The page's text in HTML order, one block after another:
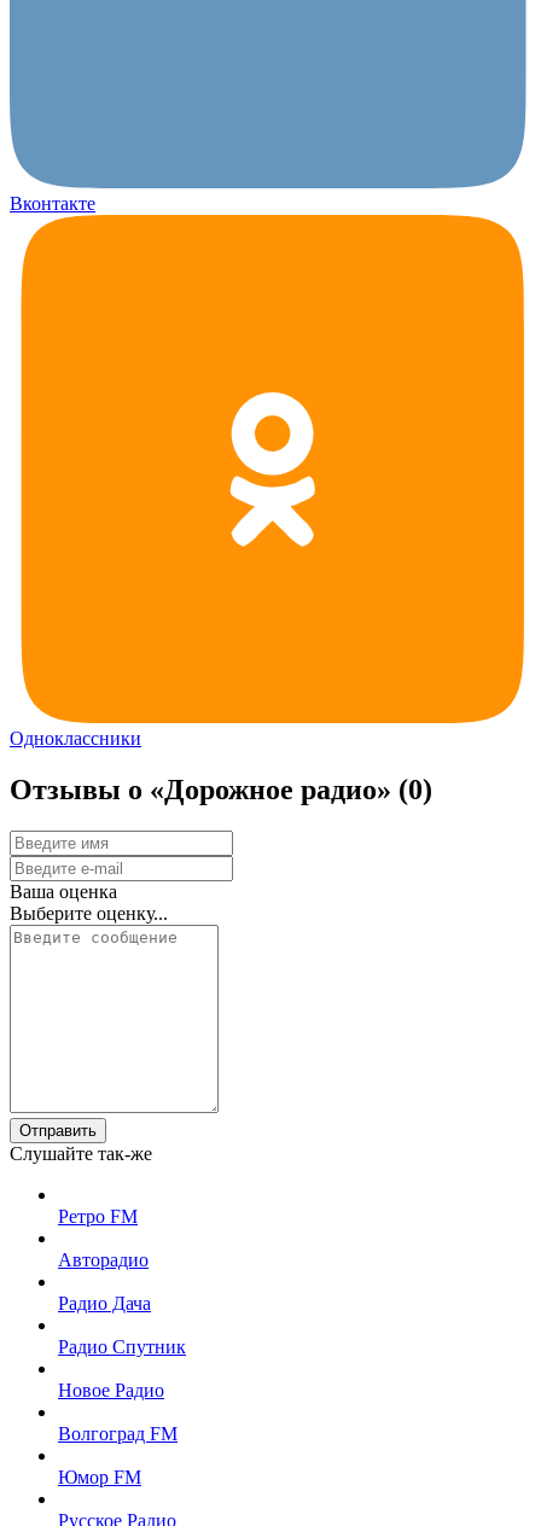
Вконтакте
Одноклассники
Отзывы о «Дорожное радио» (0)
Ваша оценка
Выберите оценку...
Отправить
Слушайте так-же
Ретро FM
Авторадио
Радио Дача
Радио Спутник
Новое Радио
Волгоград FM
Юмор FM
Русское Радио